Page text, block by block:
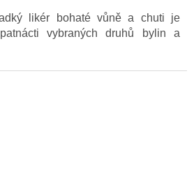
likér bohaté vůně a chuti je
vybraných druhů bylin a